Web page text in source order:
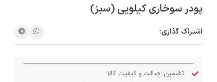
پودر سوخاری کیلویی (سبز)
اشتراک گذاری:
تضمین اصالت و کیفیت کالا